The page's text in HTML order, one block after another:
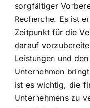
sorgfältiger
Recherche. Es ist
Zeitpunkt für die
darauf
Leistungen und
Unternehmen
ist es wichtig, die
Unternehmens zu